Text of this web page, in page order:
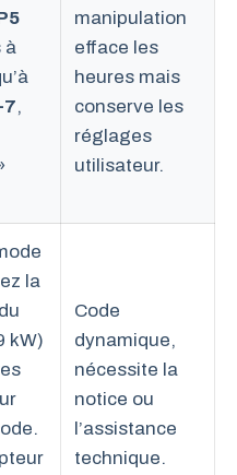
à
7,
manipulation
efface les
heures mais
conserve les
réglages
utilisateur.
la
kW)
Code
dynamique,
nécessite la
notice ou
l’assistance
technique.